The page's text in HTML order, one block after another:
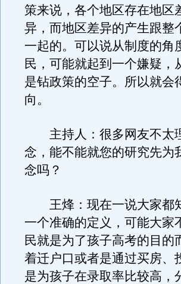
策来说，各个地区存在地区
异，而地区差异的产生跟整
一起的。可以说从制度的角
民，可能就起到一个嫌疑，
是钻政策的空子。所以就会
向。
主持人：很多网友不太理
念，能不能就您的研究先为
念吗？
王烽：现在一说大家都
一个准确的定义，可能大家
民就是为了孩子高考的目的
着迁户口或者是通过买房、
是为孩子在录取率比较高，